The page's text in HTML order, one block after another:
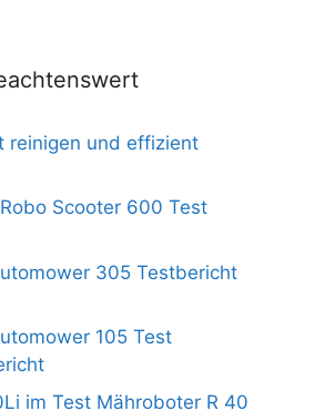
reinigen und effizient
Scooter 600 Test
305 Testbericht
105 Test
im Test Mähroboter R 40